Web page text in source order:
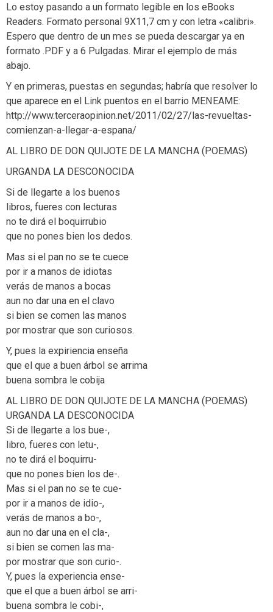
Lo estoy pasando a un formato legible en los eBooks
Readers. Formato personal 9X11,7 cm y con letra «calibri».
Espero que dentro de un mes se pueda descargar ya en
formato .PDF y a 6 Pulgadas. Mirar el ejemplo de más
abajo.
Y en primeras, puestas en segundas; habría que resolver lo
que aparece en el Link puentos en el barrio MENEAME:
http://www.terceraopinion.net/2011/02/27/las-revueltas-
comienzan-a-llegar-a-espana/
AL LIBRO DE DON QUIJOTE DE LA MANCHA (POEMAS)
URGANDA LA DESCONOCIDA
Si de llegarte a los buenos
libros, fueres con lecturas
no te dirá el boquirrubio
que no pones bien los dedos.
Mas si el pan no se te cuece
por ir a manos de idiotas
verás de manos a bocas
aun no dar una en el clavo
si bien se comen las manos
por mostrar que son curiosos.
Y, pues la expiriencia enseña
que el que a buen árbol se arrima
buena sombra le cobija
AL LIBRO DE DON QUIJOTE DE LA MANCHA (POEMAS)
URGANDA LA DESCONOCIDA
Si de llegarte a los bue-,
libro, fueres con letu-,
no te dirá el boquirru-
que no pones bien los de-.
Mas si el pan no se te cue-
por ir a manos de idio-,
verás de manos a bo-,
aun no dar una en el cla-,
si bien se comen las ma-
por mostrar que son curio-.
Y, pues la experiencia ense-
que el que a buen árbol se arri-
buena sombra le cobi-,